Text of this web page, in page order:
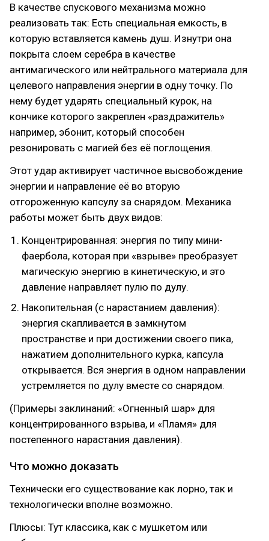
В качестве спускового механизма можно
реализовать так: Есть специальная емкость, в
которую вставляется камень душ. Изнутри она
покрыта слоем серебра в качестве
антимагического или нейтрального материала для
целевого направления энергии в одну точку. По
нему будет ударять специальный курок, на
кончике которого закреплен «раздражитель»
например, эбонит, который способен
резонировать с магией без её поглощения.
Этот удар активирует частичное высвобождение
энергии и направление её во вторую
отгороженную капсулу за снарядом. Механика
работы может быть двух видов:
Концентрированная: энергия по типу мини-
фаербола, которая при «взрыве» преобразует
магическую энергию в кинетическую, и это
давление направляет пулю по дулу.
Накопительная (с нарастанием давления):
энергия скапливается в замкнутом
пространстве и при достижении своего пика,
нажатием дополнительного курка, капсула
открывается. Вся энергия в одном направлении
устремляется по дулу вместе со снарядом.
(Примеры заклинаний: «Огненный шар» для
концентрированного взрыва, и «Пламя» для
постепенного нарастания давления).
Что можно доказать
Технически его существование как лорно, так и
технологически вполне возможно.
Плюсы: Тут классика, как с мушкетом или